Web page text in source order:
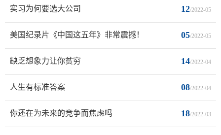
12/2022-05
实习为何要选大公司
05/2022-05
美国纪录片《中国这五年》非常震撼！
14/2022-04
缺乏想象力让你贫穷
08/2022-04
人生有标准答案
18/2022-03
你还在为未来的竞争而焦虑吗